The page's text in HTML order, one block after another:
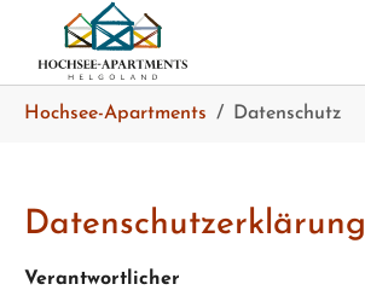
Skip to main content
Skip to page footer
Hochsee-Apartments
Datenschutz
Datenschutzerklärung
Verantwortlicher